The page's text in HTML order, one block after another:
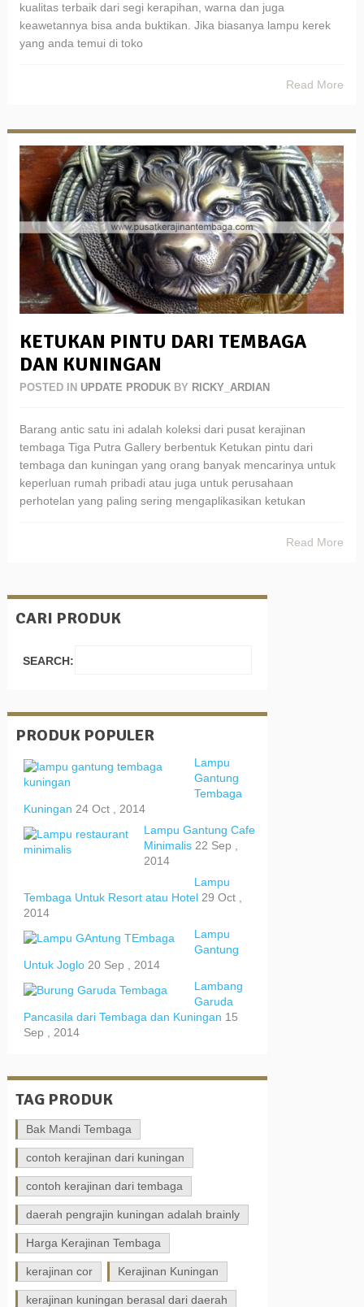
kualitas terbaik dari segi kerapihan, warna dan juga
keawetannya bisa anda buktikan. Jika biasanya lampu kerek
yang anda temui di toko
Read More
KETUKAN PINTU DARI TEMBAGA
DAN KUNINGAN
POSTED IN UPDATE PRODUKBY RICKY_ARDIAN
Barang antic satu ini adalah koleksi dari pusat kerajinan
tembaga Tiga Putra Gallery berbentuk Ketukan pintu dari
tembaga dan kuningan yang orang banyak mencarinya untuk
keperluan rumah pribadi atau juga untuk perusahaan
perhotelan yang paling sering mengaplikasikan ketukan
Read More
CARI PRODUK
SEARCH:
PRODUK POPULER
Lampu
Gantung
Tembaga
Kuningan 24 Oct , 2014
Lampu Gantung Cafe
Minimalis 22 Sep ,
2014
Lampu
Tembaga Untuk Resort atau Hotel 29 Oct ,
2014
Lampu
Gantung
Untuk Joglo 20 Sep , 2014
Lambang
Garuda
Pancasila dari Tembaga dan Kuningan 15
Sep , 2014
TAG PRODUK
Bak Mandi Tembaga
contoh kerajinan dari kuningan
contoh kerajinan dari tembaga
daerah pengrajin kuningan adalah brainly
Harga Kerajinan Tembaga
kerajinan cor Kerajinan Kuningan
kerajinan kuningan berasal dari daerah